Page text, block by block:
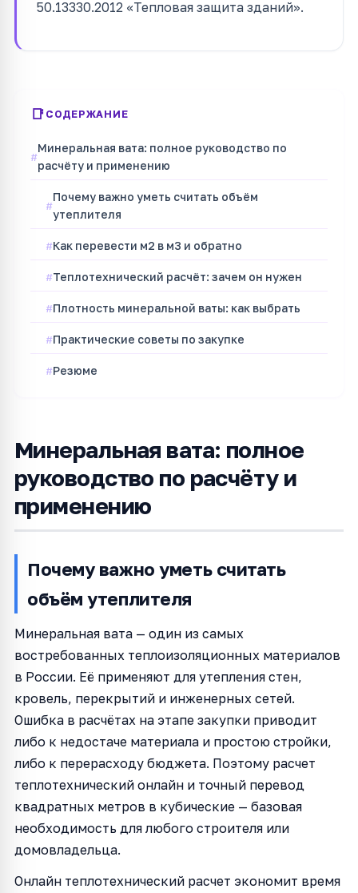
50.13330.2012 «Тепловая защита зданий».
СОДЕРЖАНИЕ
Минеральная вата: полное руководство по
расчёту и применению
Почему важно уметь считать объём
утеплителя
Как перевести м2 в м3 и обратно
Теплотехнический расчёт: зачем он нужен
Плотность минеральной ваты: как выбрать
Практические советы по закупке
Резюме
Минеральная вата: полное
руководство по расчёту и
применению
Почему важно уметь считать
объём утеплителя
Минеральная вата — один из самых
востребованных теплоизоляционных материалов
в России. Её применяют для утепления стен,
кровель, перекрытий и инженерных сетей.
Ошибка в расчётах на этапе закупки приводит
либо к недостаче материала и простою стройки,
либо к перерасходу бюджета. Поэтому расчет
теплотехнический онлайн и точный перевод
квадратных метров в кубические — базовая
необходимость для любого строителя или
домовладельца.
Онлайн теплотехнический расчет экономит время